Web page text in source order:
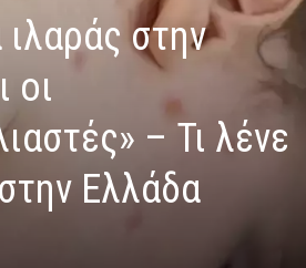
στην
οι
– Τι λένε
Ελλάδα